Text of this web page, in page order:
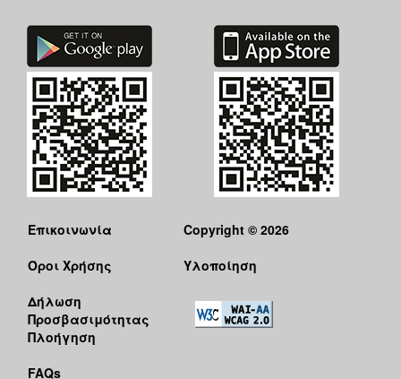
Επικοινωνία
Όροι Χρήσης
Δήλωση
Προσβασιμότητας
Πλοήγηση
FAQs
Copyright © 2026
Υλοποίηση